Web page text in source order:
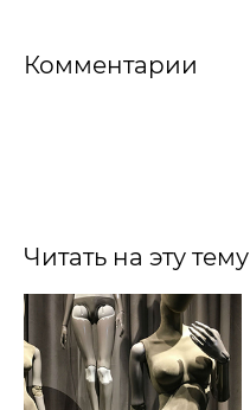
Комментарии
Читать на эту тему